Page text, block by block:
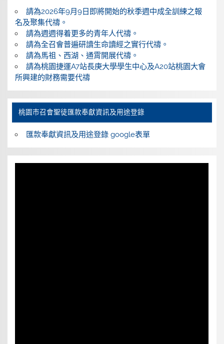
請為2026年9月9日即將開始的秋季週中成全訓練之報
名及聚集代禱。
請為週週得着更多的青年人代禱。
請為全召會普遍研讀生命讀經之實行代禱。
請為馬祖、西湖、通霄開展代禱。
請為桃園捷運A7站長庚大學學生中心及A20站桃園大會
所興建的財務需要代禱
桃園巿召會聖徒匯款奉獻資訊及用途登錄
匯款奉獻資訊及用途登錄 google表單